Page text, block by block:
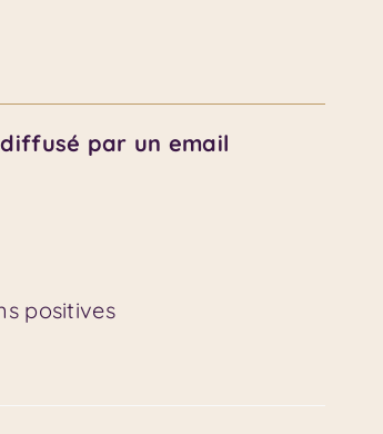
par un email
positives